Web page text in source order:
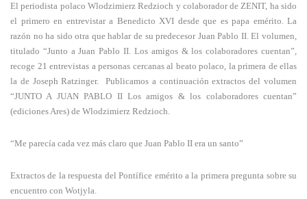
El periodista polaco Wlodzimierz Redzioch y colaborador de ZENIT, ha sido
el primero en entrevistar a Benedicto XVI desde que es papa emérito. La
razón no ha sido otra que hablar de su predecesor Juan Pablo II. El volumen,
titulado “Junto a Juan Pablo II. Los amigos & los colaboradores cuentan”,
recoge 21 entrevistas a personas cercanas al beato polaco, la primera de ellas
la de Joseph Ratzinger. Publicamos a continuación extractos del volumen
“JUNTO A JUAN PABLO II Los amigos & los colaboradores cuentan”
(ediciones Ares) de Wlodzimierz Redzioch.
“Me parecía cada vez más claro que Juan Pablo II era un santo”
Extractos de la respuesta del Pontífice emérito a la primera pregunta sobre su
encuentro con Wotjyla.